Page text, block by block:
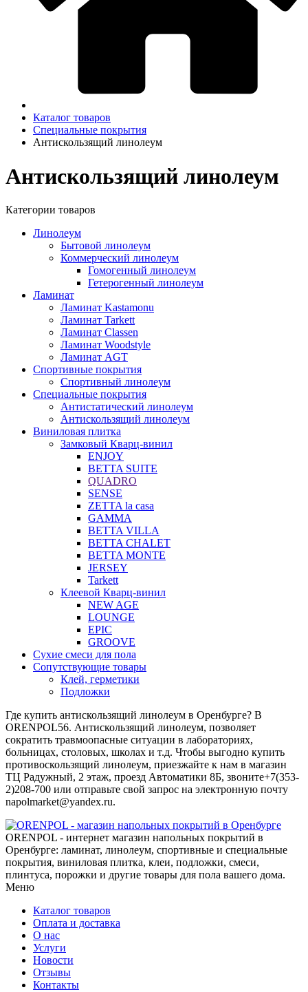
Каталог товаров
Специальные покрытия
Антискользящий линолеум
Антискользящий линолеум
Категории товаров
Линолеум
Бытовой линолеум
Коммерческий линолеум
Гомогенный линолеум
Гетерогенный линолеум
Ламинат
Ламинат Kastamonu
Ламинат Tarkett
Ламинат Classen
Ламинат Woodstyle
Ламинат AGT
Спортивные покрытия
Спортивный линолеум
Специальные покрытия
Антистатический линолеум
Антискользящий линолеум
Виниловая плитка
Замковый Кварц-винил
ENJOY
BETTA SUITE
QUADRO
SENSE
ZETTA la casa
GAMMA
BETTA VILLA
BETTA CHALET
BETTA MONTE
JERSEY
Tarkett
Клеевой Кварц-винил
NEW AGE
LOUNGE
EPIC
GROOVE
Сухие смеси для пола
Сопутствующие товары
Клей, герметики
Подложки
Где купить антискользящий линолеум в Оренбурге? В
ORENPOL56. Антискользящий линолеум, позволяет
сократить травмоопасные ситуации в лабораториях,
больницах, столовых, школах и т.д. Чтобы выгодно купить
противоскользящий линолеум, приезжайте к нам в магазин
ТЦ Радужный, 2 этаж, проезд Автоматики 8Б, звоните+7(353-
2)208-700 или отправьте свой запрос на электронную почту
napolmarket@yandex.ru.
ORENPOL - интернет магазин напольных покрытий в
Оренбурге: ламинат, линолеум, спортивные и специальные
покрытия, виниловая плитка, клеи, подложки, смеси,
плинтуса, порожки и другие товары для пола вашего дома.
Меню
Каталог товаров
Оплата и доставка
О нас
Услуги
Новости
Отзывы
Контакты